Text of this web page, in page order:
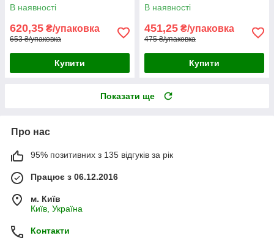
В наявності
620,35 ₴/упаковка
653 ₴/упаковка
Купити
В наявності
451,25 ₴/упаковка
475 ₴/упаковка
Купити
Показати ще
Про нас
95% позитивних з 135 відгуків за рік
Працює з 06.12.2016
м. Київ
Київ, Україна
Контакти